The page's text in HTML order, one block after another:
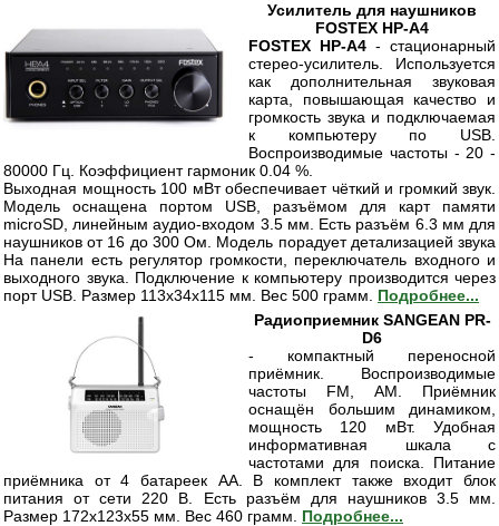
Усилитель для наушников
FOSTEX HP-A4
FOSTEX HP-A4 - стационарный
стерео-усилитель. Используется
как дополнительная звуковая
карта, повышающая качество и
громкость звука и подключаемая
к компьютеру по USB.
Воспроизводимые частоты - 20 -
80000 Гц. Коэффициент гармоник 0.04 %.
Выходная мощность 100 мВт обеспечивает чёткий и громкий звук.
Модель оснащена портом USB, разъёмом для карт памяти
microSD, линейным аудио-входом 3.5 мм. Есть разъём 6.3 мм для
наушников от 16 до 300 Ом. Модель порадует детализацией звука
На панели есть регулятор громкости, переключатель входного и
выходного звука. Подключение к компьютеру производится через
порт USB. Размер 113x34x115 мм. Вес 500 грамм. Подробнее...
Радиоприемник SANGEAN PR-
D6
- компактный переносной
приёмник. Воспроизводимые
частоты FM, АМ. Приёмник
оснащён большим динамиком,
мощность 120 мВт. Удобная
информативная шкала с
частотами для поиска. Питание
приёмника от 4 батареек АА. В комплект также входит блок
питания от сети 220 В. Есть разъём для наушников 3.5 мм.
Размер 172х123х55 мм. Вес 460 грамм. Подробнее...